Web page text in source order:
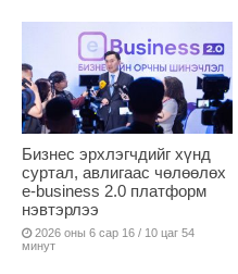
Бизнес эрхлэгчдийг хүнд
суртал, авлигаас чөлөөлөх
е-business 2.0 платформ
нэвтэрлээ
2026 оны 6 сар 16 / 10 цаг 54
минут